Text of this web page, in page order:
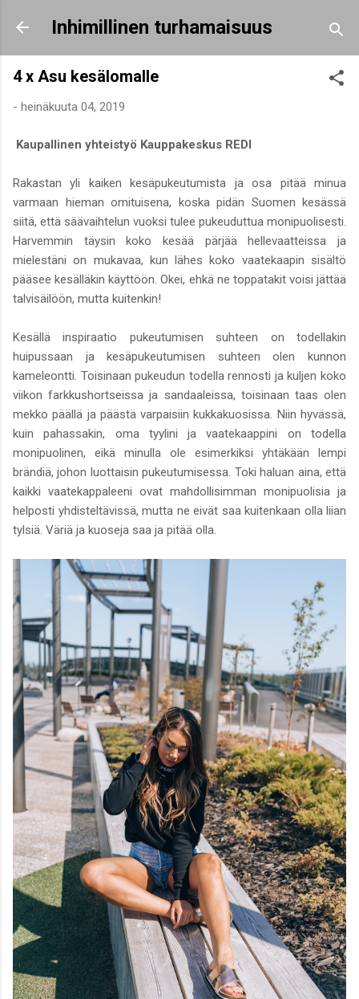
Siirry pääsisältöön
Inhimillinen turhamaisuus
4 x Asu kesälomalle
- heinäkuuta 04, 2019
Kaupallinen yhteistyö Kauppakeskus REDI
Rakastan yli kaiken kesäpukeutumista ja osa pitää minua
varmaan hieman omituisena, koska pidän Suomen kesässä
siitä, että säävaihtelun vuoksi tulee pukeuduttua monipuolisesti.
Harvemmin täysin koko kesää pärjää hellevaatteissa ja
mielestäni on mukavaa, kun lähes koko vaatekaapin sisältö
pääsee kesälläkin käyttöön. Okei, ehkä ne toppatakit voisi jättää
talvisäilöön, mutta kuitenkin!
Kesällä inspiraatio pukeutumisen suhteen on todellakin
huipussaan ja kesäpukeutumisen suhteen olen kunnon
kameleontti. Toisinaan pukeudun todella rennosti ja kuljen koko
viikon farkkushortseissa ja sandaaleissa, toisinaan taas olen
mekko päällä ja päästä varpaisiin kukkakuosissa. Niin hyvässä,
kuin pahassakin, oma tyylini ja vaatekaappini on todella
monipuolinen, eikä minulla ole esimerkiksi yhtäkään lempi
brändiä, johon luottaisin pukeutumisessa. Toki haluan aina, että
kaikki vaatekappaleeni ovat mahdollisimman monipuolisia ja
helposti yhdisteltävissä, mutta ne eivät saa kuitenkaan olla liian
tylsiä. Väriä ja kuoseja saa ja pitää olla.